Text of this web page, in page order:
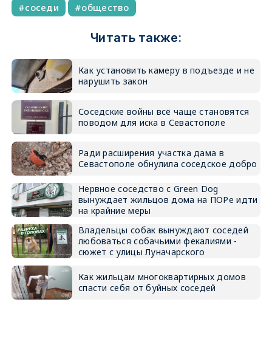
соседи общество
Читать также:
Как установить камеру в подъезде и не
нарушить закон
Соседские войны всё чаще становятся
поводом для иска в Севастополе
Ради расширения участка дама в
Севастополе обнулила соседское добро
Нервное соседство с Green Dog
вынуждает жильцов дома на ПОРе идти
на крайние меры
Владельцы собак вынуждают соседей
любоваться собачьими фекалиями -
сюжет с улицы Луначарского
Как жильцам многоквартирных домов
спасти себя от буйных соседей